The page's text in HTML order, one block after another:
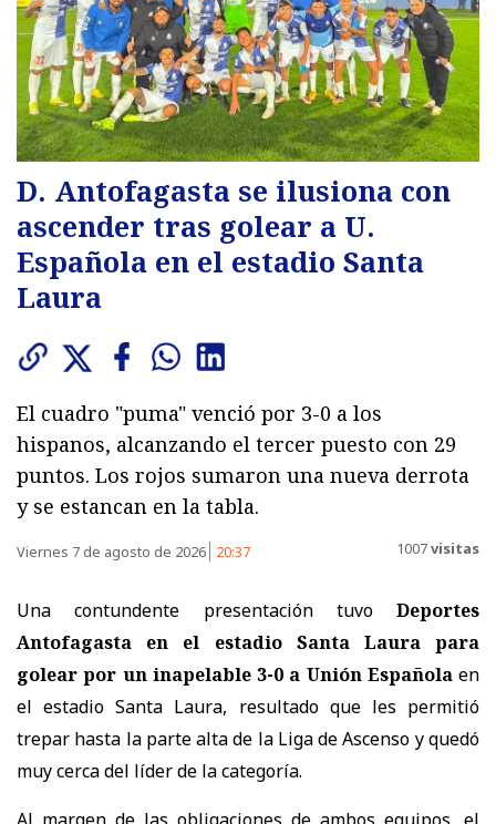
D. Antofagasta se ilusiona con
ascender tras golear a U.
Española en el estadio Santa
Laura
El cuadro "puma" venció por 3-0 a los
hispanos, alcanzando el tercer puesto con 29
puntos. Los rojos sumaron una nueva derrota
y se estancan en la tabla.
Viernes 7 de agosto de 2026 20:37 1007visitas
Una contundente presentación tuvo Deportes
Antofagasta en el estadio Santa Laura para
golear por un inapelable 3-0 a Unión Españolaen
el estadio Santa Laura, resultado que les permitió
trepar hasta la parte alta de la Liga de Ascenso y quedó
muy cerca del líder de la categoría.